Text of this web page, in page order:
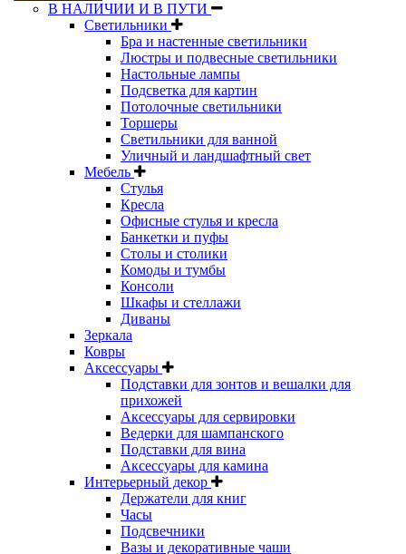
В НАЛИЧИИ И В ПУТИ
Светильники
Бра и настенные светильники
Люстры и подвесные светильники
Настольные лампы
Подсветка для картин
Потолочные светильники
Торшеры
Светильники для ванной
Уличный и ландшафтный свет
Мебель
Стулья
Кресла
Офисные стулья и кресла
Банкетки и пуфы
Столы и столики
Комоды и тумбы
Консоли
Шкафы и стеллажи
Диваны
Зеркала
Ковры
Аксессуары
Подставки для зонтов и вешалки для
прихожей
Аксессуары для сервировки
Ведерки для шампанского
Подставки для вина
Аксессуары для камина
Интерьерный декор
Держатели для книг
Часы
Подсвечники
Вазы и декоративные чаши